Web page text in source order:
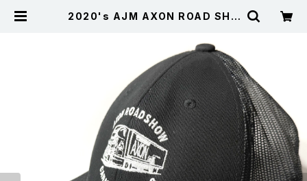
2020's AJM AXON ROAD SHO
レクション Sunny Collection 公
式通販サイト